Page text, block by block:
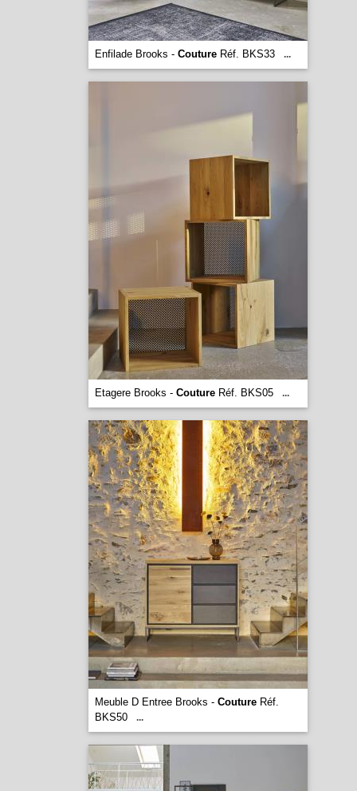
Enfilade Brooks - CoutureRéf. BKS33 ...
Etagere Brooks - CoutureRéf. BKS05 ...
Meuble D Entree Brooks - CoutureRéf.
BKS50
...